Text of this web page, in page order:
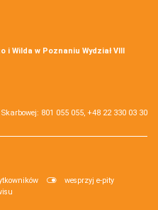
i Wilda w Poznaniu Wydział VIII
801 055 055, +48 22 330 03 30
wesprzyj e-pity